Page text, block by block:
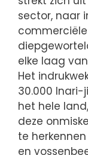
sector, naar
elke laag
Het
30.000 Inari-
het hele
deze
te
en